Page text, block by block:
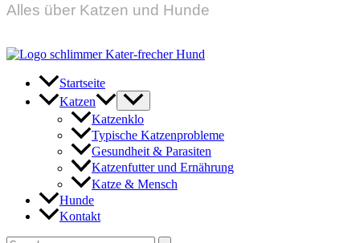
Alles über Katzen und Hunde
Startseite
Katzen
Katzenklo
Typische Katzenprobleme
Gesundheit & Parasiten
Katzenfutter und Ernährung
Katze & Mensch
Hunde
Kontakt